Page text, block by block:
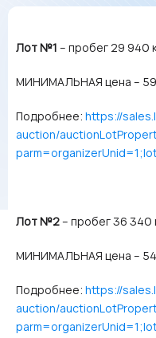
Лот №1 – пробег 29 940
МИНИМАЛЬНАЯ цена –
Подробнее: https://
auction/
Лот №2– пробег 36 340
МИНИМАЛЬНАЯ цена –
Подробнее: https://
auction/